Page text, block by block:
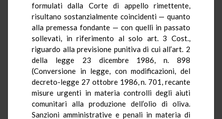
formulati dalla Corte di appello rimettente,
risultano sostanzialmente coincidenti — quanto
alla premessa fondante — con quelli in passato
sollevati, in riferimento al solo art. 3 Cost.,
riguardo alla previsione punitiva di cui all’art. 2
della legge 23 dicembre 1986, n. 898
(Conversione in legge, con modificazioni, del
decreto-legge 27 ottobre 1986, n. 701, recante
misure urgenti in materia controlli degli aiuti
comunitari alla produzione dell’olio di oliva.
Sanzioni amministrative e penali in materia di